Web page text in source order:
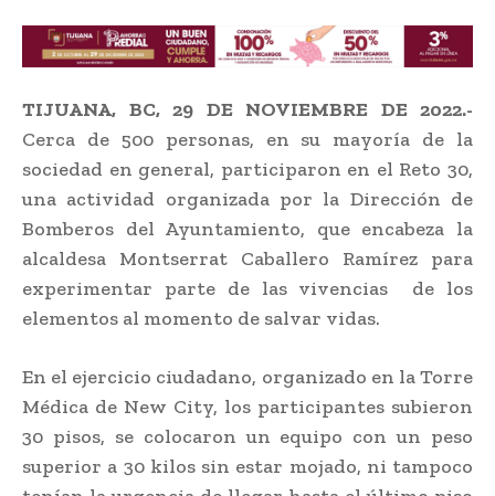
TIJUANA, BC, 29 DE NOVIEMBRE DE 2022.-
Cerca de 500 personas, en su mayoría de la
sociedad en general, participaron en el Reto 30,
una actividad organizada por la Dirección de
Bomberos del Ayuntamiento, que encabeza la
alcaldesa Montserrat Caballero Ramírez para
experimentar parte de las vivencias de los
elementos al momento de salvar vidas.
En el ejercicio ciudadano, organizado en la Torre
Médica de New City, los participantes subieron
30 pisos, se colocaron un equipo con un peso
superior a 30 kilos sin estar mojado, ni tampoco